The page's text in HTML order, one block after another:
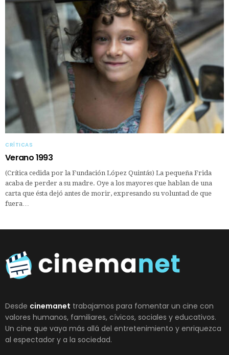
CRÍTICAS
Verano 1993
(Crítica cedida por la Fundación López Quintás) La pequeña Frida
acaba de perder a su madre. Oye a los mayores que hablan de una
carta que ésta dejó antes de morir, expresando su voluntad de que
fuera…
Desde cinemanet trabajamos para fomentar un cine con
valores humanos, familiares, cívicos, sociales y educativos.
Un cine que vaya más allá del entretenimiento y enriquezca
al espectador y a la sociedad.